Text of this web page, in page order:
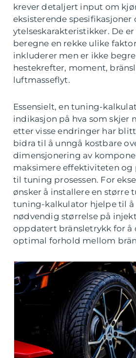
krever detaljert input om
eksisterende spesifikasjoner
ytelseskarakteristikker. De
beregne en rekke ulike
inkluderer men er ikke
hestekrefter, moment,
luftmasseflyt.
Essensielt, en tuning-
indikasjon på hva som skjer
etter visse endringer har
bidra til å unngå kostbare
dimensjonering av
maksimere effektiviteten
til tuning prosessen. For
ønsker å installere en større
tuning-kalkulator hjelpe til å
nødvendig størrelse på
oppdatert bränsletrykk for
optimal forhold mellom